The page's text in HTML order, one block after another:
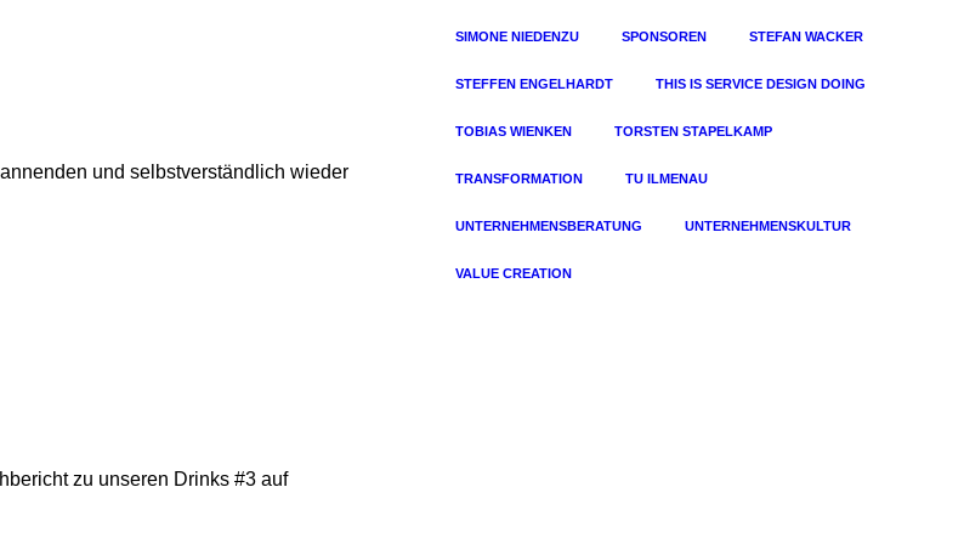
und selbstverständlich wieder
zu unseren Drinks #3 auf
SIMONE NIEDENZU SPONSOREN STEFAN WACKER
STEFFEN ENGELHARDT THIS IS SERVICE DESIGN DOING
TOBIAS WIENKEN TORSTEN STAPELKAMP
TRANSFORMATION TU ILMENAU
UNTERNEHMENSBERATUNG UNTERNEHMENSKULTUR
VALUE CREATION